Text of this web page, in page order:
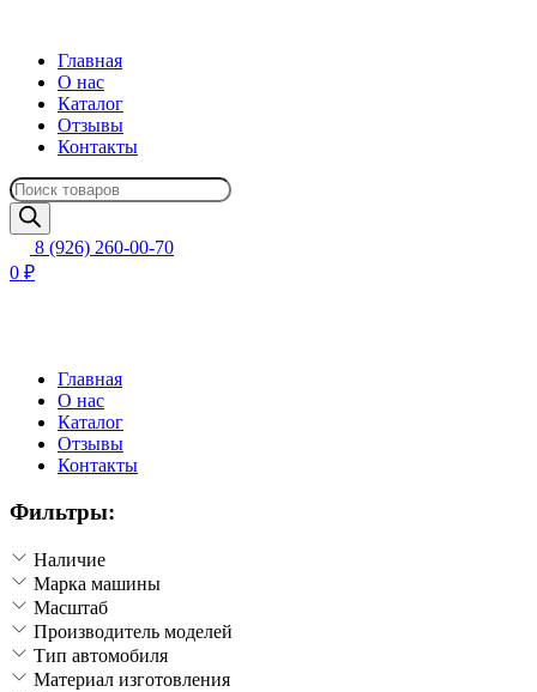
Главная
О нас
Каталог
Отзывы
Контакты
Поиск
товаров
8 (926) 260-00-70
0 ₽
Главная
О нас
Каталог
Отзывы
Контакты
Фильтры:
Наличие
Марка машины
Масштаб
Производитель моделей
Тип автомобиля
Материал изготовления